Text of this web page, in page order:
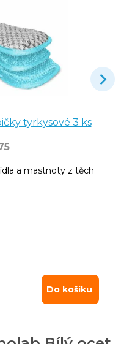
tyrkysové 3 ks
a mastnoty z těch
Do košíku